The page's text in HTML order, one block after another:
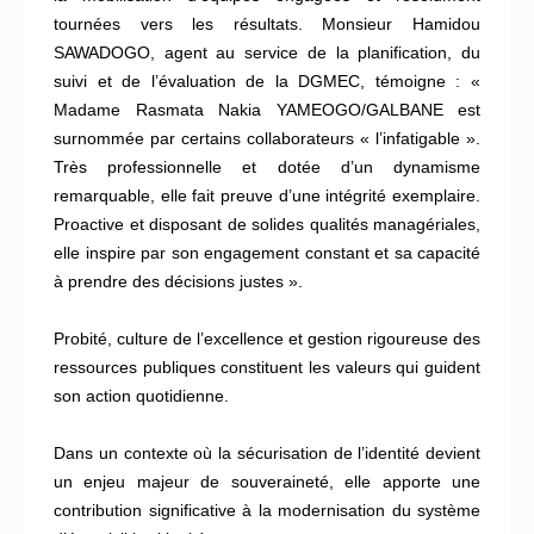
tournées vers les résultats. Monsieur Hamidou
SAWADOGO, agent au service de la planification, du
suivi et de l’évaluation de la DGMEC, témoigne : «
Madame Rasmata Nakia YAMEOGO/GALBANE est
surnommée par certains collaborateurs « l’infatigable ».
Très professionnelle et dotée d’un dynamisme
remarquable, elle fait preuve d’une intégrité exemplaire.
Proactive et disposant de solides qualités managériales,
elle inspire par son engagement constant et sa capacité
à prendre des décisions justes ».
Probité, culture de l’excellence et gestion rigoureuse des
ressources publiques constituent les valeurs qui guident
son action quotidienne.
Dans un contexte où la sécurisation de l’identité devient
un enjeu majeur de souveraineté, elle apporte une
contribution significative à la modernisation du système